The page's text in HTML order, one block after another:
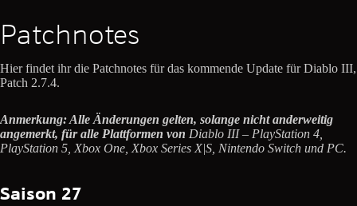
Patchnotes
Hier findet ihr die Patchnotes für das kommende Update für Diablo III,
Patch 2.7.4.
Anmerkung: Alle Änderungen gelten, solange nicht anderweitig
angemerkt, für alle Plattformen von Diablo III – PlayStation 4,
PlayStation 5, Xbox One, Xbox Series X|S, Nintendo Switch und PC.
Saison 27